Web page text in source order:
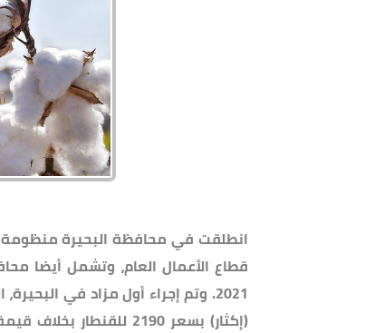
انطلقت في محافظة البحيرة منظومة